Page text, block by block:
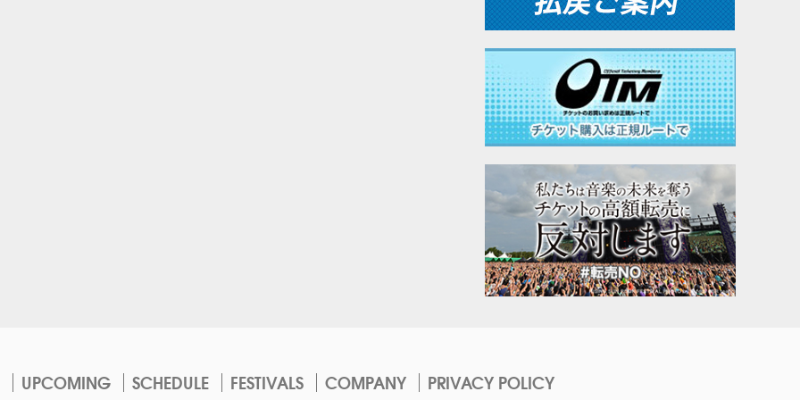
UPCOMING SCHEDULE FESTIVALS COMPANY PRIVACY POLICY